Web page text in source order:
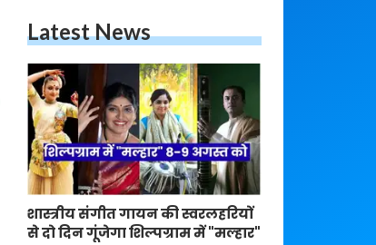
Latest News
शास्त्रीय संगीत गायन की स्वरलहरियों
से दो दिन गूंजेगा शिल्पग्राम में "मल्हार"